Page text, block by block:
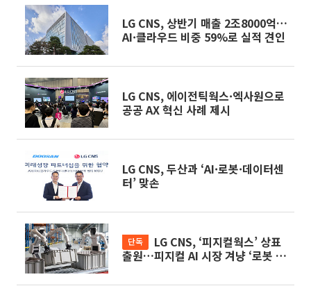
LG CNS, 상반기 매출 2조8000억…
AI·클라우드 비중 59%로 실적 견인
LG CNS, 에이전틱웍스·엑사원으로
공공 AX 혁신 사례 제시
LG CNS, 두산과 ‘AI·로봇·데이터센
터’ 맞손
단독
출원…피지컬 AI 시장 겨냥 ‘로봇 플